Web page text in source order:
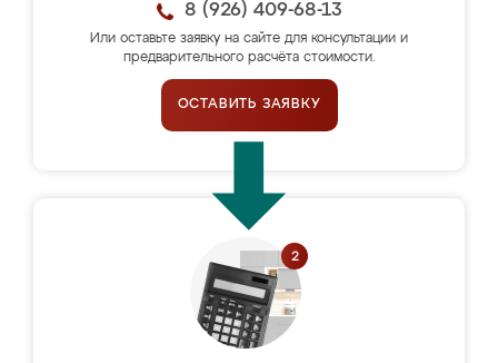
8 (926) 409-68-13
Или оставьте заявку на сайте для консультации и
предварительного расчёта стоимости.
ОСТАВИТЬ ЗАЯВКУ